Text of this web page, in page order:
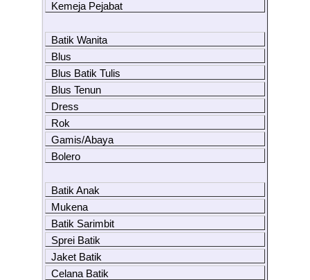
Kemeja Pejabat
Batik Wanita
Blus
Blus Batik Tulis
Blus Tenun
Dress
Rok
Gamis/Abaya
Bolero
Batik Anak
Mukena
Batik Sarimbit
Sprei Batik
Jaket Batik
Celana Batik